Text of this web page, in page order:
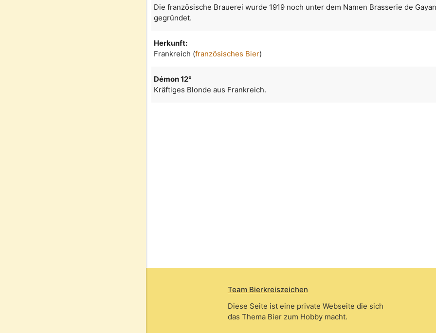
Die französische Brauerei wurde 1919 noch unter dem Namen Brasserie de
gegründet.
Herkunft:
Frankreich (französisches Bier)
Démon 12°
Kräftiges Blonde aus Frankreich.
Team Bierkreiszeichen
Diese Seite ist eine private Webseite die sich
das Thema Bier zum Hobby macht.